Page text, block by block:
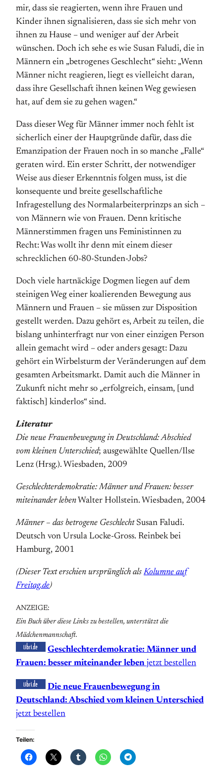
mir, dass sie reagierten, wenn ihre Frauen und
Kinder ihnen signalisieren, dass sie sich mehr von
ihnen zu Hause – und weniger auf der Arbeit
wünschen. Doch ich sehe es wie Susan Faludi, die in
Männern ein „betrogenes Geschlecht“ sieht: „Wenn
Männer nicht reagieren, liegt es vielleicht daran,
dass ihre Gesellschaft ihnen keinen Weg gewiesen
hat, auf dem sie zu gehen wagen.“
Dass dieser Weg für Männer immer noch fehlt ist
sicherlich einer der Hauptgründe dafür, dass die
Emanzipation der Frauen noch in so manche „Falle“
geraten wird. Ein erster Schritt, der notwendiger
Weise aus dieser Erkenntnis folgen muss, ist die
konsequente und breite gesellschaftliche
Infragestellung des Normalarbeiterprinzps an sich –
von Männern wie von Frauen. Denn kritische
Männerstimmen fragen uns Feministinnen zu
Recht: Was wollt ihr denn mit einem dieser
schrecklichen 60-80-Stunden-Jobs?
Doch viele hartnäckige Dogmen liegen auf dem
steinigen Weg einer koalierenden Bewegung aus
Männern und Frauen – sie müssen zur Disposition
gestellt werden. Dazu gehört es, Arbeit zu teilen, die
bislang unhinterfragt nur von einer einzigen Person
allein gemacht wird – oder anders gesagt: Dazu
gehört ein Wirbelsturm der Veränderungen auf dem
gesamten Arbeitsmarkt. Damit auch die Männer in
Zukunft nicht mehr so „erfolgreich, einsam, [und
faktisch] kinderlos“ sind.
Literatur
Die neue Frauenbewegung in Deutschland: Abschied
vom kleinen Unterschied; ausgewählte Quellen/Ilse
Lenz (Hrsg.). Wiesbaden, 2009
Geschlechterdemokratie: Männer und Frauen: besser
miteinander leben Walter Hollstein. Wiesbaden, 2004
Männer – das betrogene GeschlechtSusan Faludi.
Deutsch von Ursula Locke-Gross. Reinbek bei
Hamburg, 2001
(Dieser Text erschien ursprünglich alsKolumne auf
Freitag.de)
ANZEIGE:
Ein Buch über diese Links zu bestellen, unterstützt die
Mädchenmannschaft.
Geschlechterdemokratie: Männer und
Frauen: besser miteinander leben jetzt bestellen
Die neue Frauenbewegung in
Deutschland: Abschied vom kleinen Unterschied
jetzt bestellen
Teilen: